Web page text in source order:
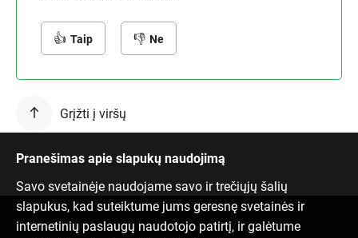
Taip Ne
Grįžti į viršų
Pranešimas apie slapukų naudojimą
Savo svetainėje naudojame savo ir trečiųjų šalių
slapukus, kad suteiktume jums geresnę svetainės ir
internetinių paslaugų naudotojo patirtį, ir galėtume
Susisiek su mumis